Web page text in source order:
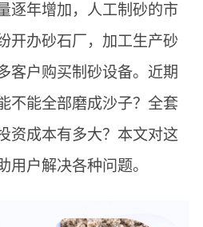
逐年增加，人工制砂的市
开办砂石厂，加工生产砂
客户购买制砂设备。近期
不能全部磨成沙子？全套
资成本有多大？本文对这
用户解决各种问题。